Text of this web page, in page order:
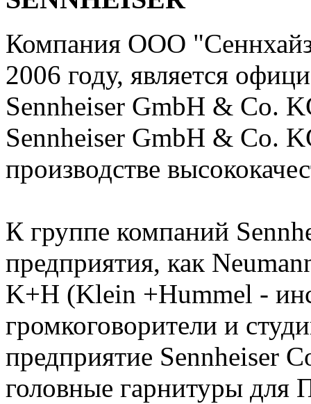
Компания ООО
2006 году, является
Sennheiser GmbH & Co.
Sennheiser GmbH & Co.
производстве
К группе компаний
предприятия, как
K+H (Klein +Hummel -
громкоговорители и
предприятие Sennheiser
головные гарнитуры для